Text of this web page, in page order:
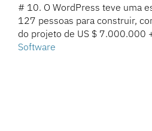
# 10. O WordPress teve uma
127 pessoas para construir,
do projeto de US $ 7.000.000
Software